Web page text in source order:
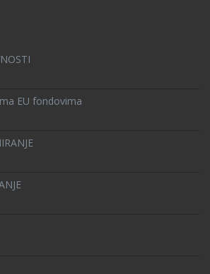
EU fondovima